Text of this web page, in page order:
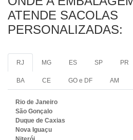
ATENDE SACOLAS
PERSONALIZADAS:
RJ MG ES SP PR
BA CE GO e DF AM
Rio de Janeiro
São Gonçalo
Duque de Caxias
Nova Iguaçu